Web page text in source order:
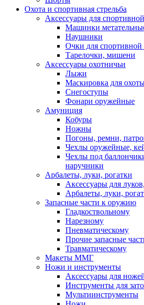
Охота и спортивная стрельба
Аксессуары для
Машинки
Наушники
Очки для спортивной
Тарелочки, мишени
Аксессуары охотничьи
Лыжи
Маскировка для
Снегоступы
Фонари оружейные
Амуниция
Кобуры
Ножны
Погоны, ремни,
Чехлы оружейные,
Чехлы под
наручники
Арбалеты, луки, рогатки
Аксессуары для
Арбалеты, луки,
Запасные части к оружию
Гладкоствольному
Нарезному
Пневматическому
Прочие запасные
Травматическому
Макеты ММГ
Ножи и инструменты
Аксессуары для
Инструменты для
Мультиинструменты